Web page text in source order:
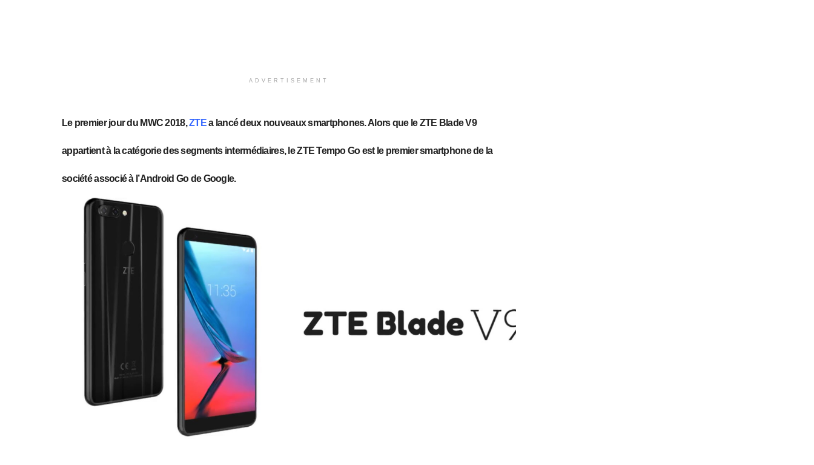
ADVERTISEMENT
Le premier jour du MWC 2018,ZTEa lancé deux nouveaux smartphones. Alors que le ZTE Blade V9
appartient à la catégorie des segments intermédiaires, le ZTE Tempo Go est le premier smartphone de la
société associé à l’Android Go de Google.